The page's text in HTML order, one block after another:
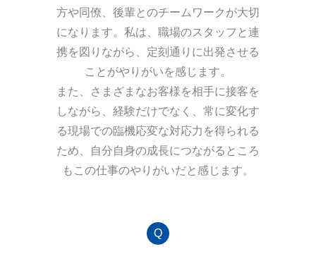
方や同僚、後輩とのチームワークが大切
になります。私は、職場のスタッフと連
携を図りながら、定刻通りに出発させる
ことがやりがいを感じます。
また、さまざまなお客様を相手に接客を
しながら、経験だけでなく、常に変化す
る現場での臨機応変な対応力を得られる
ため、自分自身の成長につながるところ
もこの仕事のやりがいだと感じます。